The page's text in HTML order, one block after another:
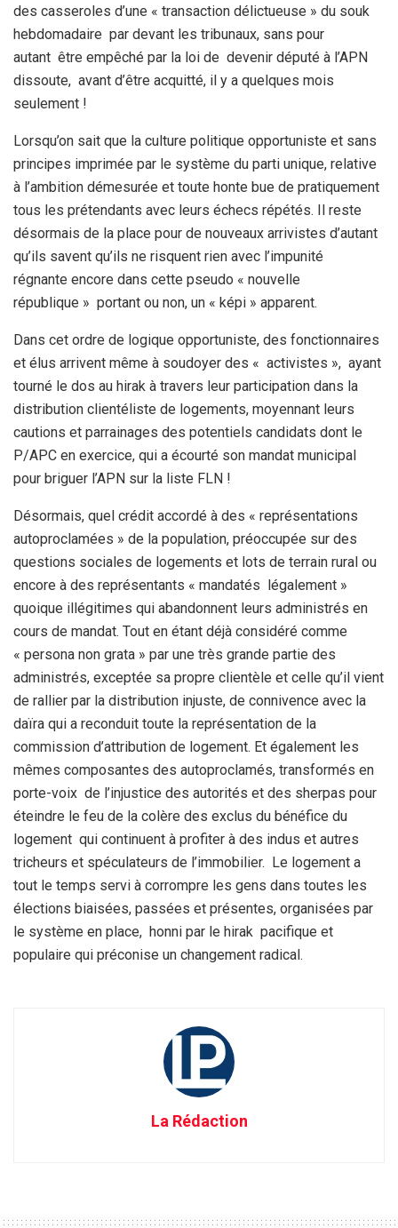
des casseroles d’une « transaction délictueuse » du souk
hebdomadaire par devant les tribunaux, sans pour
autant être empêché par la loi de devenir député à l’APN
dissoute, avant d’être acquitté, il y a quelques mois
seulement !
Lorsqu’on sait que la culture politique opportuniste et sans
principes imprimée par le système du parti unique, relative
à l’ambition démesurée et toute honte bue de pratiquement
tous les prétendants avec leurs échecs répétés. Il reste
désormais de la place pour de nouveaux arrivistes d’autant
qu’ils savent qu’ils ne risquent rien avec l’impunité
régnante encore dans cette pseudo « nouvelle
république » portant ou non, un « képi » apparent.
Dans cet ordre de logique opportuniste, des fonctionnaires
et élus arrivent même à soudoyer des « activistes », ayant
tourné le dos au hirak à travers leur participation dans la
distribution clientéliste de logements, moyennant leurs
cautions et parrainages des potentiels candidats dont le
P/APC en exercice, qui a écourté son mandat municipal
pour briguer l’APN sur la liste FLN !
Désormais, quel crédit accordé à des « représentations
autoproclamées » de la population, préoccupée sur des
questions sociales de logements et lots de terrain rural ou
encore à des représentants « mandatés légalement »
quoique illégitimes qui abandonnent leurs administrés en
cours de mandat. Tout en étant déjà considéré comme
« persona non grata » par une très grande partie des
administrés, exceptée sa propre clientèle et celle qu’il vient
de rallier par la distribution injuste, de connivence avec la
daïra qui a reconduit toute la représentation de la
commission d’attribution de logement. Et également les
mêmes composantes des autoproclamés, transformés en
porte-voix de l’injustice des autorités et des sherpas pour
éteindre le feu de la colère des exclus du bénéfice du
logement qui continuent à profiter à des indus et autres
tricheurs et spéculateurs de l’immobilier. Le logement a
tout le temps servi à corrompre les gens dans toutes les
élections biaisées, passées et présentes, organisées par
le système en place, honni par le hirak pacifique et
populaire qui préconise un changement radical.
La Rédaction